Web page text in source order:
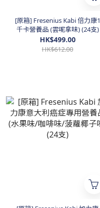
[原箱] Fresenius Kabi 倍力康1
千卡營養品 (雲呢拿味) (24支)
HK$499.00
HK$612.00